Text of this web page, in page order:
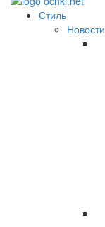
Стиль
Новости